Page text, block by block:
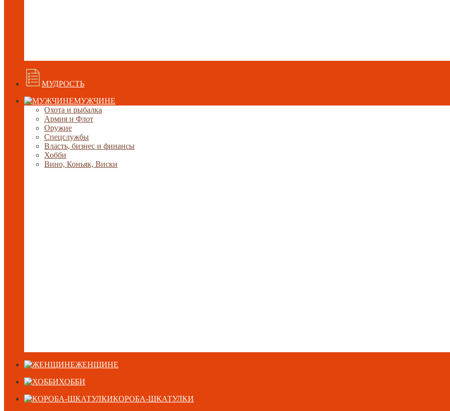
МУДРОСТЬ
МУЖЧИНЕ
Охота и рыбалка
Армия и Флот
Оружие
Спецслужбы
Власть, бизнес и финансы
Хобби
Вино, Коньяк, Виски
ЖЕНЩИНЕ
ХОББИ
КОРОБА-ШКАТУЛКИ